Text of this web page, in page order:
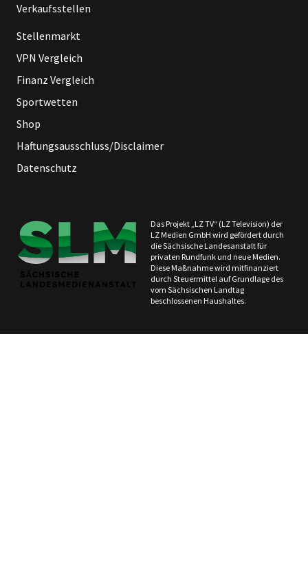
Verkaufsstellen
Stellenmarkt
VPN Vergleich
Finanz Vergleich
Sportwetten
Shop
Haftungsausschluss/Disclaimer
Datenschutz
Das Projekt „LZ TV“ (LZ Television) der
LZ Medien GmbH wird gefördert durch
die Sächsische Landesanstalt für
privaten Rundfunk und neue Medien.
Diese Maßnahme wird mitfinanziert
durch Steuermittel auf Grundlage des
vom Sächsischen Landtag
beschlossenen Haushaltes.